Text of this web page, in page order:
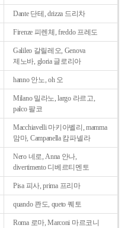
Dante 단테, drizza 드리차
Firenze 피렌체, freddo 프레도
Galileo 갈릴레오, Genova
제노바, gloria 글로리아
hanno 안노, oh 오
Milano 밀라노, largo 라르고,
palco 팔코
Macchiavelli 마키아벨리, mamma
맘마, Campanella 캄파넬라
Nero 네로, Anna 안나,
divertimento 디베르티멘토
Pisa 피사, prima 프리마
quando 콴도, queto 퀘토
Roma 로마, Marconi 마르코니